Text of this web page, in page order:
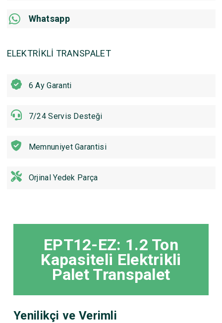
Whatsapp
ELEKTRİKLİ TRANSPALET
6 Ay Garanti
7/24 Servis Desteği
Memnuniyet Garantisi
Orjinal Yedek Parça
EPT12-EZ: 1.2 Ton
Kapasiteli Elektrikli
Palet Transpalet
Yenilikçi ve Verimli